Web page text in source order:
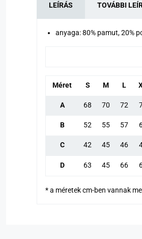
LEÍRÁS TOVÁBBI
anyaga: 80% pamut, 20%
Méret S M L
A 68 70 72
B 52 55 57
C 42 45 46
D 63 45 66
* a méretek cm-ben vannak